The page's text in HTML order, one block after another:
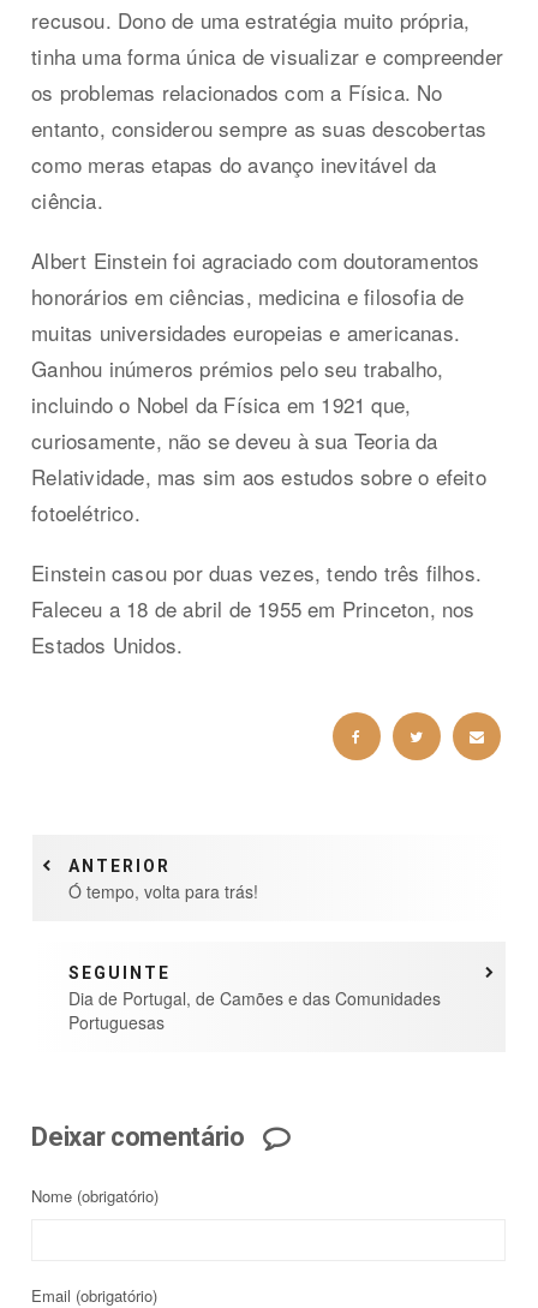
recusou. Dono de uma estratégia muito própria,
tinha uma forma única de visualizar e compreender
os problemas relacionados com a Física. No
entanto, considerou sempre as suas descobertas
como meras etapas do avanço inevitável da
ciência.
Albert Einstein foi agraciado com doutoramentos
honorários em ciências, medicina e filosofia de
muitas universidades europeias e americanas.
Ganhou inúmeros prémios pelo seu trabalho,
incluindo o Nobel da Física em 1921 que,
curiosamente, não se deveu à sua Teoria da
Relatividade, mas sim aos estudos sobre o efeito
fotoelétrico.
Einstein casou por duas vezes, tendo três filhos.
Faleceu a 18 de abril de 1955 em Princeton, nos
Estados Unidos.
ANTERIOR
Ó tempo, volta para trás!
SEGUINTE
Dia de Portugal, de Camões e das Comunidades
Portuguesas
Deixar comentário
Nome (obrigatório)
Email (obrigatório)